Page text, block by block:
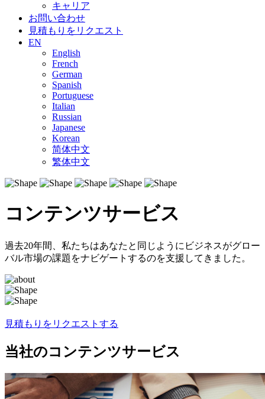
キャリア
お問い合わせ
見積もりをリクエスト
EN
English
French
German
Spanish
Portuguese
Italian
Russian
Japanese
Korean
简体中文
繁体中文
コンテンツサービス
過去20年間、私たちはあなたと同じようにビジネスがグロー
バル市場の課題をナビゲートするのを支援してきました。
見積もりをリクエストする
当社のコンテンツサービス